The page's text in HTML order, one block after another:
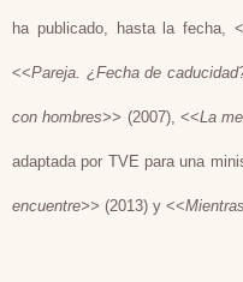
ha publicado, hasta la fecha,
<<Pareja. ¿Fecha de
con hombres>> (2007), <<La
adaptada por TVE para una
encuentre>> (2013) y <<